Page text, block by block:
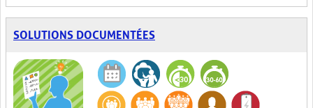
SOLUTIONS DOCUMENTÉES